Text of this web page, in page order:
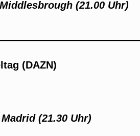
(21.00 Uhr)
(DAZN)
(21.30 Uhr)